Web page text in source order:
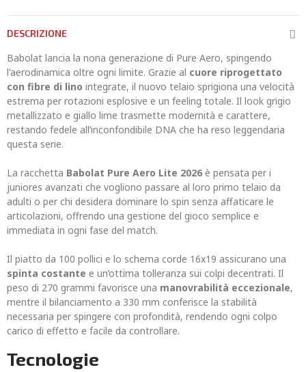
DESCRIZIONE
Babolat lancia la nona generazione di Pure Aero, spingendo
l'aerodinamica oltre ogni limite. Grazie al cuore riprogettato
con fibre di lino integrate, il nuovo telaio sprigiona una velocità
estrema per rotazioni esplosive e un feeling totale. Il look grigio
metallizzato e giallo lime trasmette modernità e carattere,
restando fedele all’inconfondibile DNA che ha reso leggendaria
questa serie.
La racchetta Babolat Pure Aero Lite 2026 è pensata per i
juniores avanzati che vogliono passare al loro primo telaio da
adulti o per chi desidera dominare lo spin senza affaticare le
articolazioni, offrendo una gestione del gioco semplice e
immediata in ogni fase del match.
Il piatto da 100 pollici e lo schema corde 16x19 assicurano una
spinta costante e un’ottima tolleranza sui colpi decentrati. Il
peso di 270 grammi favorisce una manovrabilità eccezionale,
mentre il bilanciamento a 330 mm conferisce la stabilità
necessaria per spingere con profondità, rendendo ogni colpo
carico di effetto e facile da controllare.
Tecnologie